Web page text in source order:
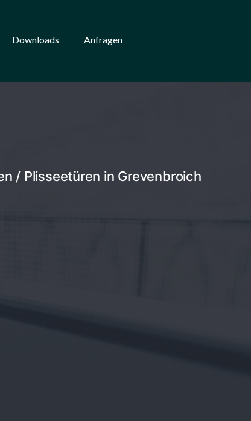
Downloads Anfragen
/ Plisseetüren in Grevenbroich